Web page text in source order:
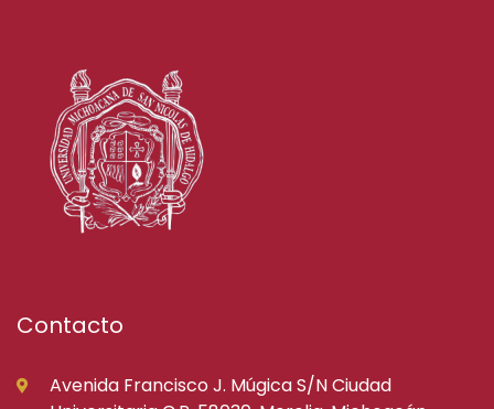
Contacto
Avenida Francisco J. Múgica S/N Ciudad